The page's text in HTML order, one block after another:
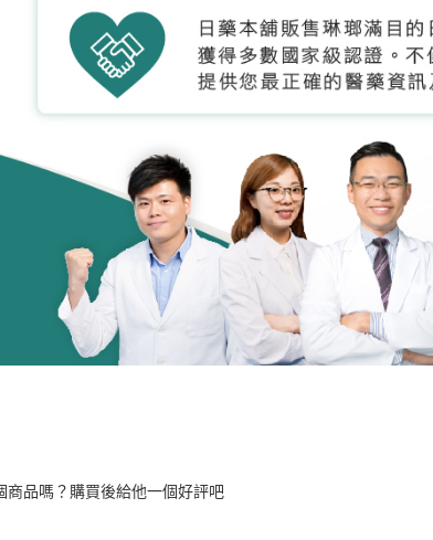
商品嗎？購買後給他一個好評吧